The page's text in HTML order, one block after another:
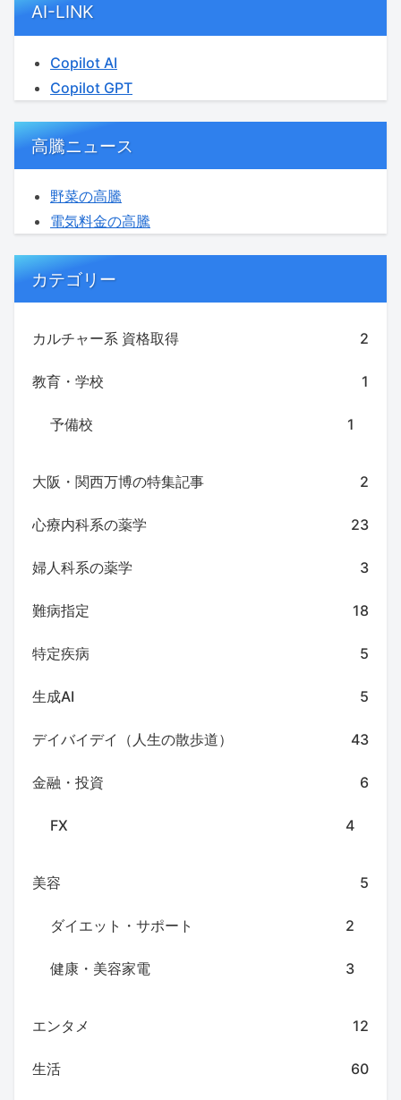
AI-LINK
Copilot AI
Copilot GPT
高騰ニュース
野菜の高騰
電気料金の高騰
カテゴリー
カルチャー系 資格取得 2
教育・学校 1
予備校 1
大阪・関西万博の特集記事 2
心療内科系の薬学 23
婦人科系の薬学 3
難病指定 18
特定疾病 5
生成AI 5
デイバイデイ（人生の散歩道） 43
金融・投資 6
FX 4
美容 5
ダイエット・サポート 2
健康・美容家電 3
エンタメ 12
生活 60